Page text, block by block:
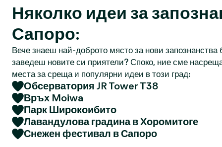
Няколко идеи за
Сапоро:
Вече знаеш най-доброто място за нови
заведеш новите си приятели? Споко, ние сме
места за среща и популярни идеи в този град:
Обсерватория JR Tower T38
Връх Moiwa
Парк Широкоибито
Лавандулова градина в Хоромитоге
Снежен фестивал в Сапоро